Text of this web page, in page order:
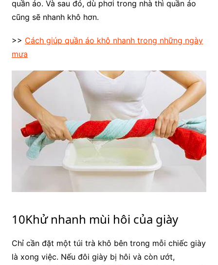
quần áo. Và sau đó, dù phơi trong nhà thì quần áo
cũng sẽ nhanh khô hơn.
>> Cách giúp quần áo khô nhanh trong những ngày
mưa
10Khử nhanh mùi hôi của giày
Chỉ cần đặt một túi trà khô bên trong mỗi chiếc giày
là xong việc. Nếu đôi giày bị hôi và còn ướt,